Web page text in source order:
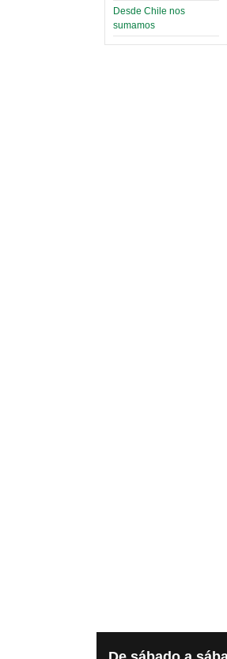
Desde Chile nos
sumamos